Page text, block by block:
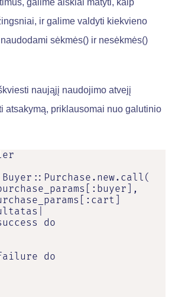
galime aiškiai matyti, kaip
ir galime valdyti kiekvieno
sėkmės() ir nesėkmės()
naująjį naudojimo atvejį
atsakymą, priklausomai nuo galutinio
do
do